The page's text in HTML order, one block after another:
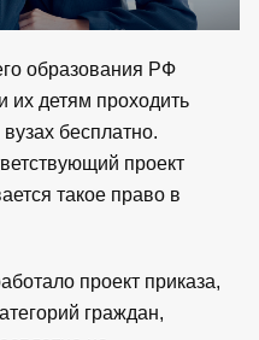
образования РФ
их детям проходить
бесплатно.
проект
такое право в
проект приказа,
граждан,